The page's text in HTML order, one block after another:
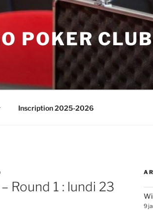
POKER CLUB
Inscription 2025-2026
Round 1 : lundi 23
9